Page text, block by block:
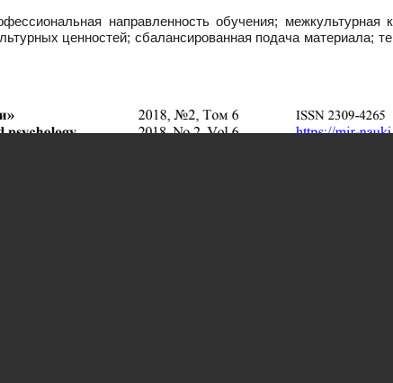
направленность обучения; межкультурная
ценностей; сбалансированная подача материала;